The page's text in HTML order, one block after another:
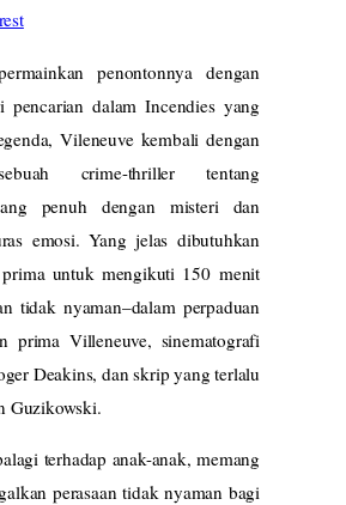
penontonnya dengan
pencarian dalam Incendies yang
Vileneuve kembali dengan
crime-thriller tentang
penuh dengan misteri dan
emosi. Yang jelas dibutuhkan
untuk mengikuti 150 menit
tidak nyaman–dalam perpaduan
prima Villeneuve, sinematografi
Deakins, dan skrip yang terlalu
Guzikowski.
terhadap anak-anak, memang
perasaan tidak nyaman bagi